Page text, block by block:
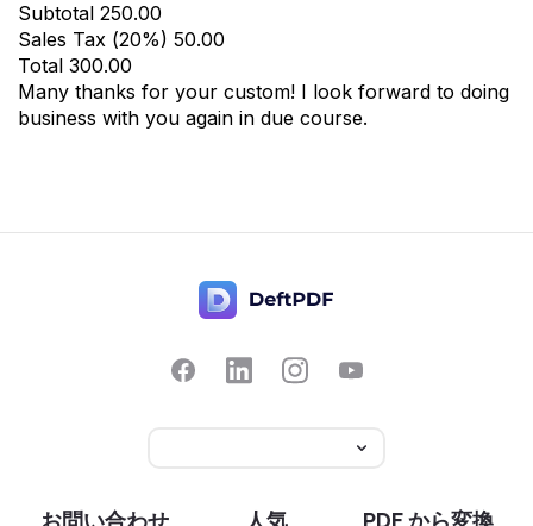
Subtotal 250.00
Sales Tax (20%) 50.00
Total 300.00
Many thanks for your custom! I look forward to doing
business with you again in due course.
お問い合わせ 人気 PDF から変換